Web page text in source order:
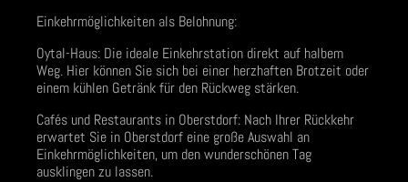
Einkehrmöglichkeiten als Belohnung:
Oytal-Haus: Die ideale Einkehrstation direkt auf halbem
Weg. Hier können Sie sich bei einer herzhaften Brotzeit oder
einem kühlen Getränk für den Rückweg stärken.
Cafés und Restaurants in Oberstdorf: Nach Ihrer Rückkehr
erwartet Sie in Oberstdorf eine große Auswahl an
Einkehrmöglichkeiten, um den wunderschönen Tag
ausklingen zu lassen.